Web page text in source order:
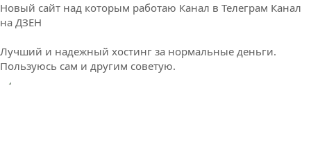
Новый сайт над которым работаю Канал в Телеграм Канал
на ДЗЕН
Лучший и надежный хостинг за нормальные деньги.
Пользуюсь сам и другим советую.